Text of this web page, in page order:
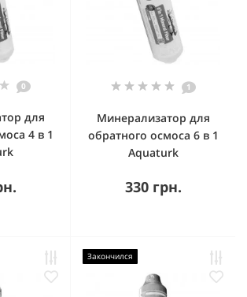
0
для
4 в 1
1
Минерализатор для
обратного осмоса 6 в 1
Aquaturk
330 грн.
Закончился